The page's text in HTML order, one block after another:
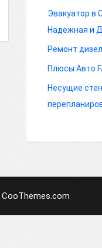
Эвакуатор в
Надежная и
Ремонт
Плюсы Авто
Несущие
CooThemes.com